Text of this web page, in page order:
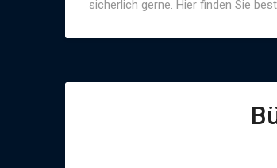
sicherlich gerne. Hier finden Sie